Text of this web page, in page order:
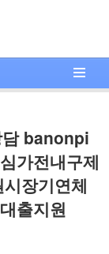
banonpi
가전내구제
장기연체
출지원